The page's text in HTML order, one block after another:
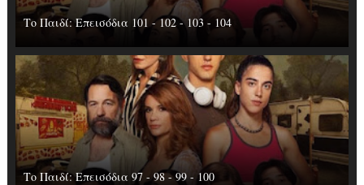
Το Παιδί: Επεισόδια 101 - 102 - 103 - 104
Το Παιδί: Επεισόδια 97 - 98 - 99 - 100